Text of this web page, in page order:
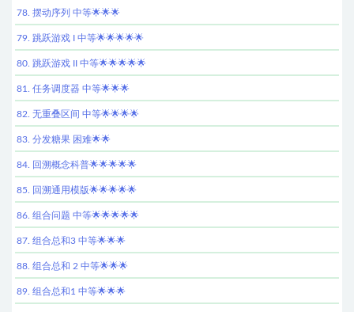
78. 摆动序列 中等🌟🌟🌟
79. 跳跃游戏 I 中等🌟🌟🌟🌟🌟
80. 跳跃游戏 II 中等🌟🌟🌟🌟🌟
81. 任务调度器 中等🌟🌟🌟
82. 无重叠区间 中等🌟🌟🌟🌟
83. 分发糖果 困难🌟🌟
84. 回溯概念科普🌟🌟🌟🌟🌟
85. 回溯通用模版🌟🌟🌟🌟🌟
86. 组合问题 中等🌟🌟🌟🌟🌟
87. 组合总和3 中等🌟🌟🌟
88. 组合总和 2 中等🌟🌟🌟
89. 组合总和1 中等🌟🌟🌟